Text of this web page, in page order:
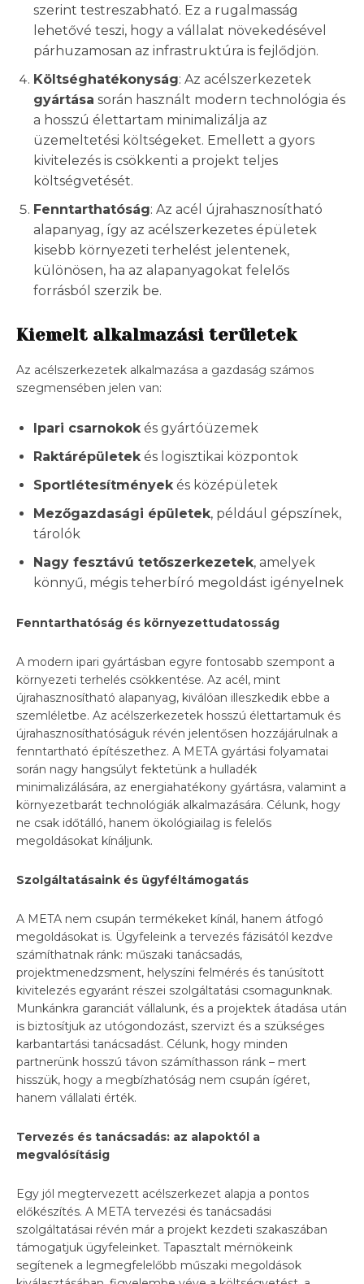
szerint testreszabható. Ez a rugalmasság
lehetővé teszi, hogy a vállalat növekedésével
párhuzamosan az infrastruktúra is fejlődjön.
Költséghatékonyság: Az acélszerkezetek
gyártása során használt modern technológia és
a hosszú élettartam minimalizálja az
üzemeltetési költségeket. Emellett a gyors
kivitelezés is csökkenti a projekt teljes
költségvetését.
Fenntarthatóság: Az acél újrahasznosítható
alapanyag, így az acélszerkezetes épületek
kisebb környezeti terhelést jelentenek,
különösen, ha az alapanyagokat felelős
forrásból szerzik be.
Kiemelt alkalmazási területek
Az acélszerkezetek alkalmazása a gazdaság számos
szegmensében jelen van:
Ipari csarnokok és gyártóüzemek
Raktárépületek és logisztikai központok
Sportlétesítmények és középületek
Mezőgazdasági épületek, például gépszínek,
tárolók
Nagy fesztávú tetőszerkezetek, amelyek
könnyű, mégis teherbíró megoldást igényelnek
Fenntarthatóság és környezettudatosság
A modern ipari gyártásban egyre fontosabb szempont a
környezeti terhelés csökkentése. Az acél, mint
újrahasznosítható alapanyag, kiválóan illeszkedik ebbe a
szemléletbe. Az acélszerkezetek hosszú élettartamuk és
újrahasznosíthatóságuk révén jelentősen hozzájárulnak a
fenntartható építészethez. A META gyártási folyamatai
során nagy hangsúlyt fektetünk a hulladék
minimalizálására, az energiahatékony gyártásra, valamint a
környezetbarát technológiák alkalmazására. Célunk, hogy
ne csak időtálló, hanem ökológiailag is felelős
megoldásokat kínáljunk.
Szolgáltatásaink és ügyféltámogatás
A META nem csupán termékeket kínál, hanem átfogó
megoldásokat is. Ügyfeleink a tervezés fázisától kezdve
számíthatnak ránk: műszaki tanácsadás,
projektmenedzsment, helyszíni felmérés és tanúsított
kivitelezés egyaránt részei szolgáltatási csomagunknak.
Munkánkra garanciát vállalunk, és a projektek átadása után
is biztosítjuk az utógondozást, szervizt és a szükséges
karbantartási tanácsadást. Célunk, hogy minden
partnerünk hosszú távon számíthasson ránk – mert
hisszük, hogy a megbízhatóság nem csupán ígéret,
hanem vállalati érték.
Tervezés és tanácsadás: az alapoktól a
megvalósításig
Egy jól megtervezett acélszerkezet alapja a pontos
előkészítés. A META tervezési és tanácsadási
szolgáltatásai révén már a projekt kezdeti szakaszában
támogatjuk ügyfeleinket. Tapasztalt mérnökeink
segítenek a legmegfelelőbb műszaki megoldások